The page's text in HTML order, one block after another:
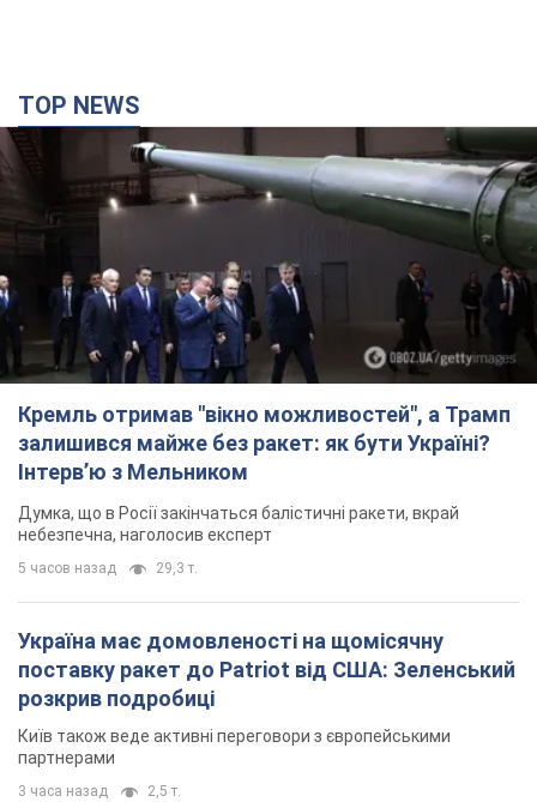
TOP NEWS
Кремль отримав "вікно можливостей", а Трамп
залишився майже без ракет: як бути Україні?
Інтерв’ю з Мельником
Думка, що в Росії закінчаться балістичні ракети, вкрай
небезпечна, наголосив експерт
5 часов назад 29,3 т.
Україна має домовленості на щомісячну
поставку ракет до Patriot від США: Зеленський
розкрив подробиці
Київ також веде активні переговори з європейськими
партнерами
3 часа назад 2,5 т.